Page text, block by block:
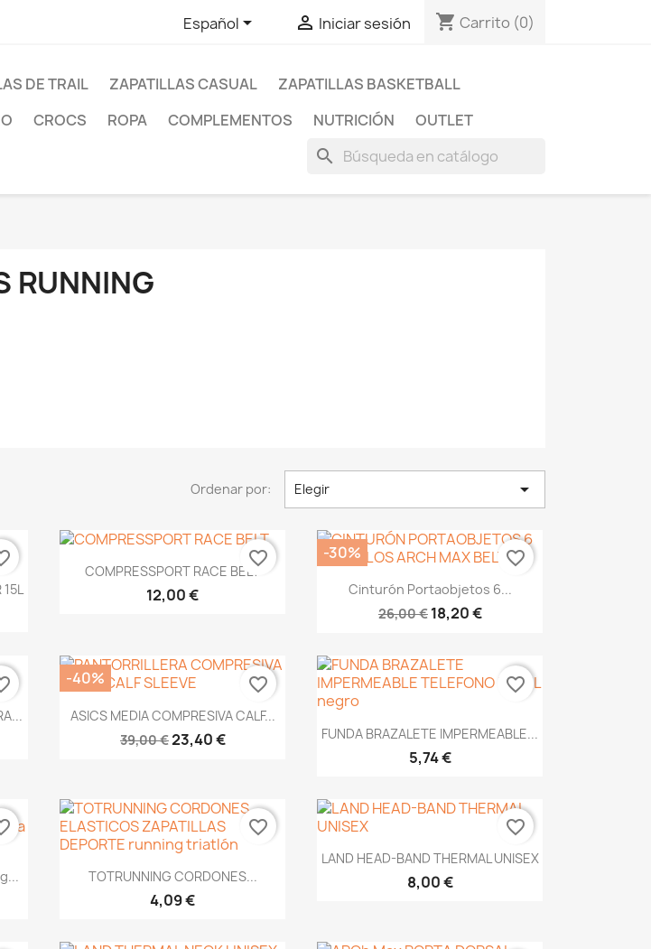
Español  Iniciar sesión shopping_cart Carrito (0)
DE TRAIL ZAPATILLAS CASUAL
ZAPATILLAS BASKETBALL
CROCS ROPA COMPLEMENTOS NUTRICIÓN OUTLET
search
RUNNING
Ordenar por: Elegir 
15L
Vista rápida
COMPRESSPORT RACE BELT
12,00 €
favorite_border
Vista rápida
Cinturón Portaobjetos 6...
26,00 € 18,20 €
-30% favorite_border
Vista rápida
ASICS MEDIA COMPRESIVA CALF...
39,00 €23,40 €
-40% favorite_border
Vista rápida
FUNDA BRAZALETE IMPERMEABLE...
5,74 €
favorite_border
Vista rápida
TOTRUNNING CORDONES...
4,09 €
favorite_border
Vista rápida
LAND HEAD-BAND THERMAL UNISEX
8,00 €
favorite_border